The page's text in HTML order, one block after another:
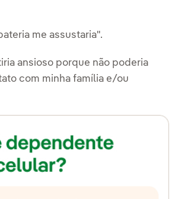
me assustaria".
ansioso porque não poderia
com minha família e/ou